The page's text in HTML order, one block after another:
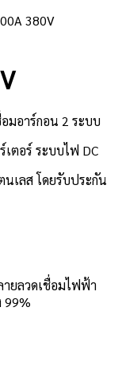
380V
มอาร์กอน 2 ระบบ
ตอร์ ระบบไฟ DC
เลส โดยรับประกัน
ยลวดเชื่อมไฟฟ้า
99%